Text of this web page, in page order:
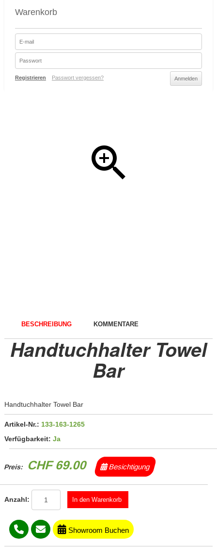
Warenkorb
Registrieren Passwort vergessen?
BESCHREIBUNG KOMMENTARE
Handtuchhalter Towel
Bar
Handtuchhalter Towel Bar
Artikel-Nr.: 133-163-1265
Verfügbarkeit: Ja
Preis: CHF 69.00 Besichtigung
Anzahl:
Showroom Buchen